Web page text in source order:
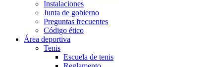
Instalaciones
Junta de gobierno
Preguntas frecuentes
Código ético
Área deportiva
Tenis
Escuela de tenis